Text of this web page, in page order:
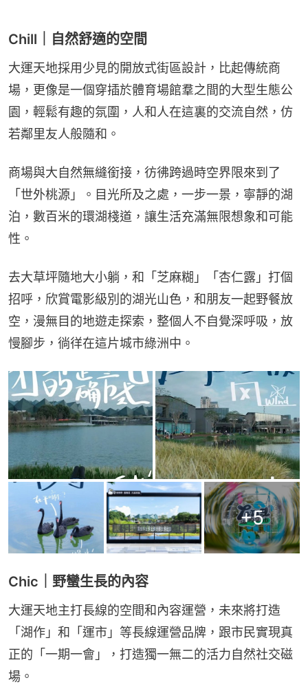
Chill｜自然舒適的空間
大運天地採用少見的開放式街區設計，比起傳統商
場，更像是一個穿插於體育場館羣之間的大型生態公
園，輕鬆有趣的氛圍，人和人在這裏的交流自然，仿
若鄰里友人般隨和。
商場與大自然無縫銜接，彷彿跨過時空界限來到了
「世外桃源」。目光所及之處，一步一景，寧靜的湖
泊，數百米的環湖棧道，讓生活充滿無限想象和可能
性。
去大草坪隨地大小躺，和「芝麻糊」「杏仁露」打個
招呼，欣賞電影級別的湖光山色，和朋友一起野餐放
空，漫無目的地遊走探索，整個人不自覺深呼吸，放
慢腳步，徜徉在這片城市綠洲中。
+5
Chic｜野蠻生長的內容
大運天地主打長線的空間和內容運營，未來將打造
「湖作」和「運市」等長線運營品牌，跟市民實現真
正的「一期一會」，打造獨一無二的活力自然社交磁
場。